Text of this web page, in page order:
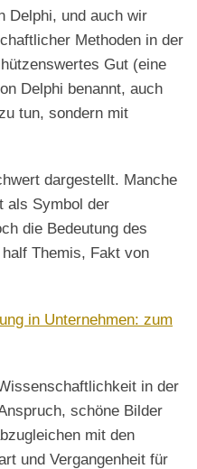
Delphi, und auch wir
Methoden in der
Gut (eine
Delphi benannt, auch
tun, sondern mit
dargestellt. Manche
als Symbol der
die Bedeutung des
Themis, Fakt von
in Unternehmen: zum
in der
schöne Bilder
mit den
und Vergangenheit für